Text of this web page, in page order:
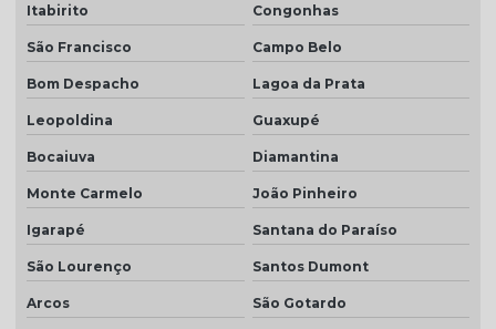
Itabirito Congonhas
São Francisco Campo Belo
Bom Despacho Lagoa da Prata
Leopoldina Guaxupé
Bocaiuva Diamantina
Monte Carmelo João Pinheiro
Igarapé Santana do Paraíso
São Lourenço Santos Dumont
Arcos São Gotardo